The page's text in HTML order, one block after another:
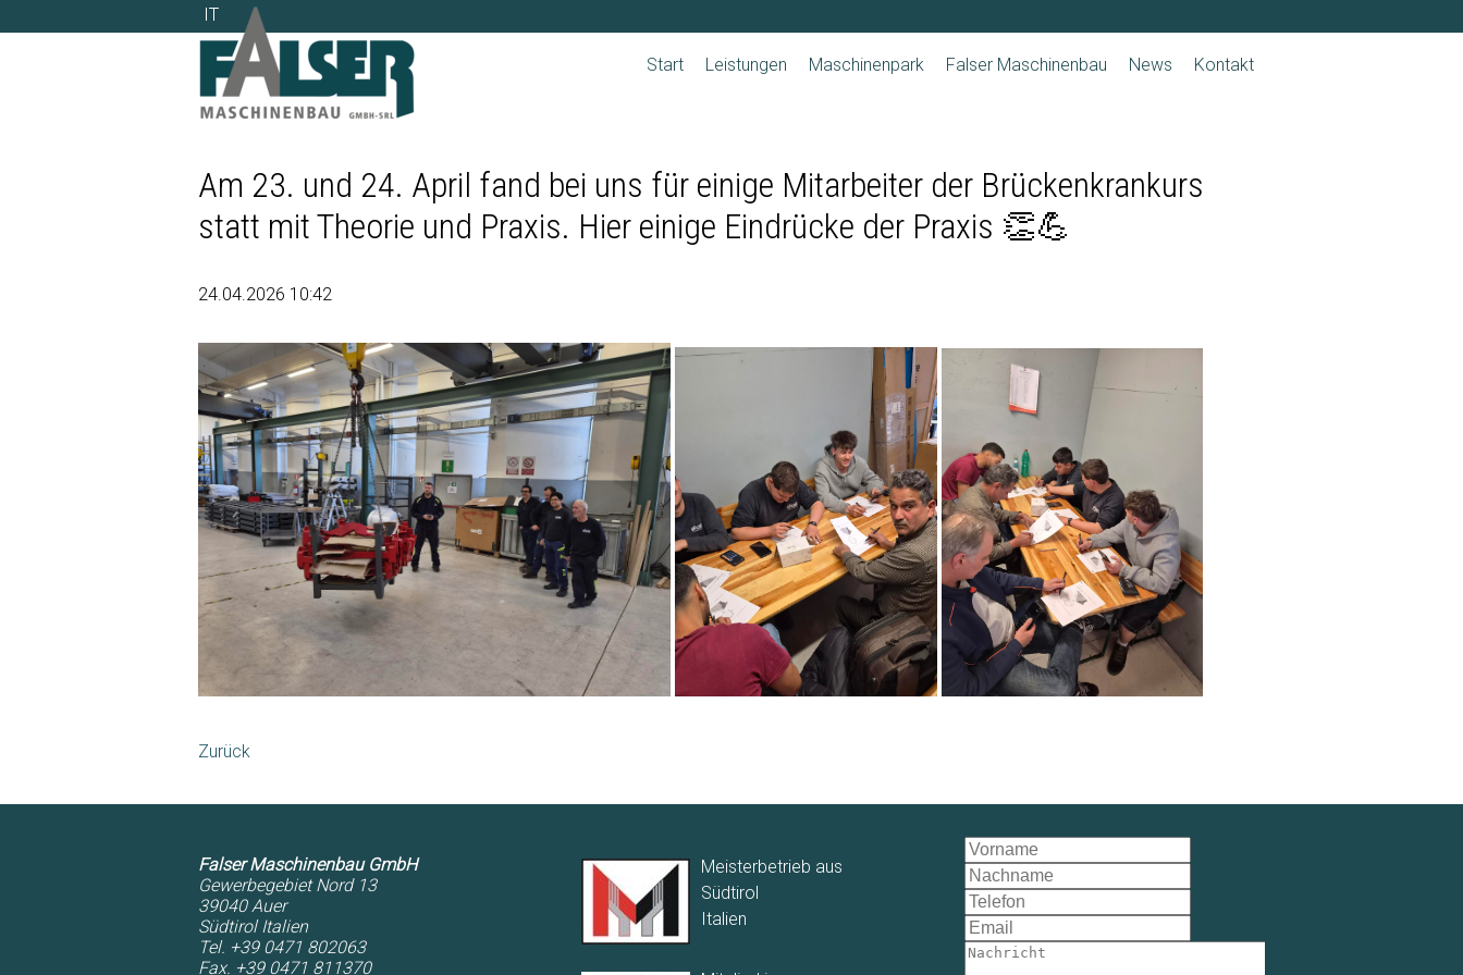
IT
IT
überspringen
Start Leistungen Maschinenpark Falser Maschinenbau News Kontakt
Am 23. und 24. April fand bei uns für einige Mitarbeiter der Brückenkrankurs
statt mit Theorie und Praxis. Hier einige Eindrücke der Praxis 👏💪
24.04.2026 10:42
Zurück
Falser Maschinenbau GmbH
Gewerbegebiet Nord 13
39040 Auer
Südtirol Italien
Tel. +39 0471 802063
Fax. +39 0471 811370
Meisterbetrieb aus
Südtirol
Italien